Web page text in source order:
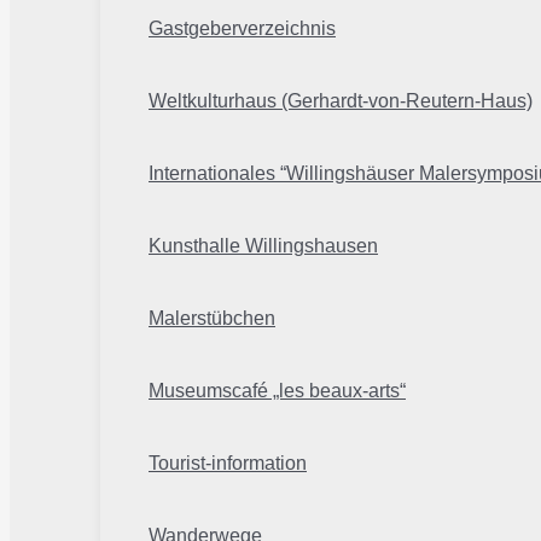
Gastgeberverzeichnis
Weltkulturhaus (Gerhardt-von-Reutern-Haus)
Internationales “Willingshäuser
Kunsthalle Willingshausen
Malerstübchen
Museumscafé „les beaux-arts“
Tourist-information
Wanderwege